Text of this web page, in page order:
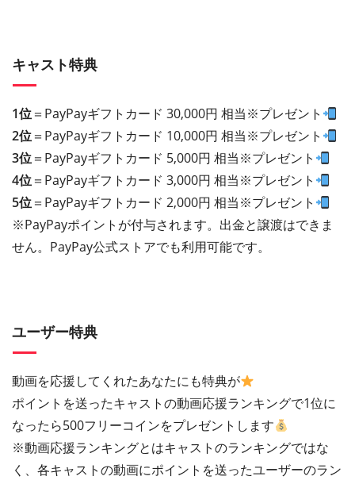
キャスト特典
1位＝PayPayギフトカード 30,000円 相当※プレゼント
2位＝PayPayギフトカード 10,000円 相当※プレゼント
3位＝PayPayギフトカード 5,000円 相当※プレゼント
4位＝PayPayギフトカード 3,000円 相当※プレゼント
5位＝PayPayギフトカード 2,000円 相当※プレゼント
※PayPayポイントが付与されます。出金と譲渡はできま
せん。PayPay公式ストアでも利用可能です。
ユーザー特典
動画を応援してくれたあなたにも特典が
ポイントを送ったキャストの動画応援ランキングで1位に
なったら500フリーコインをプレゼントします
※動画応援ランキングとはキャストのランキングではな
く、各キャストの動画にポイントを送ったユーザーのラン